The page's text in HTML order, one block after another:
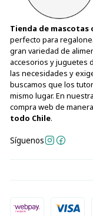
Tienda de mascotas
perfecto para
gran variedad de
accesorios y juguetes
las necesidades y
buscamos que los
mismo lugar. En
compra web de
todo Chile.
Síguenos